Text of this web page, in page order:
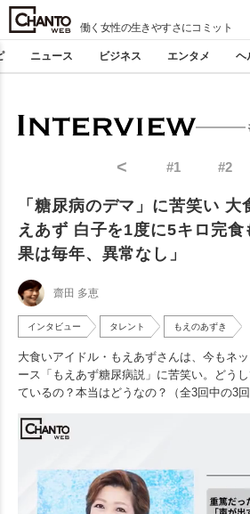
働く女性の生きやすさにコミット
ニュース ビジネス エンタメ ヘ
< #1 #2
「糖尿病のデマ」に苦笑い 大
えあず 白子を1度に5キロ完
果は毎年、異常なし」
齋田 多恵
インタビュー タレント もえのあずき
大食いアイドル・もえあずさんは、今もネ
ース「もえあず糖尿病説」に苦笑い。どう
ているの？本当はどうなの？（全3回中の3